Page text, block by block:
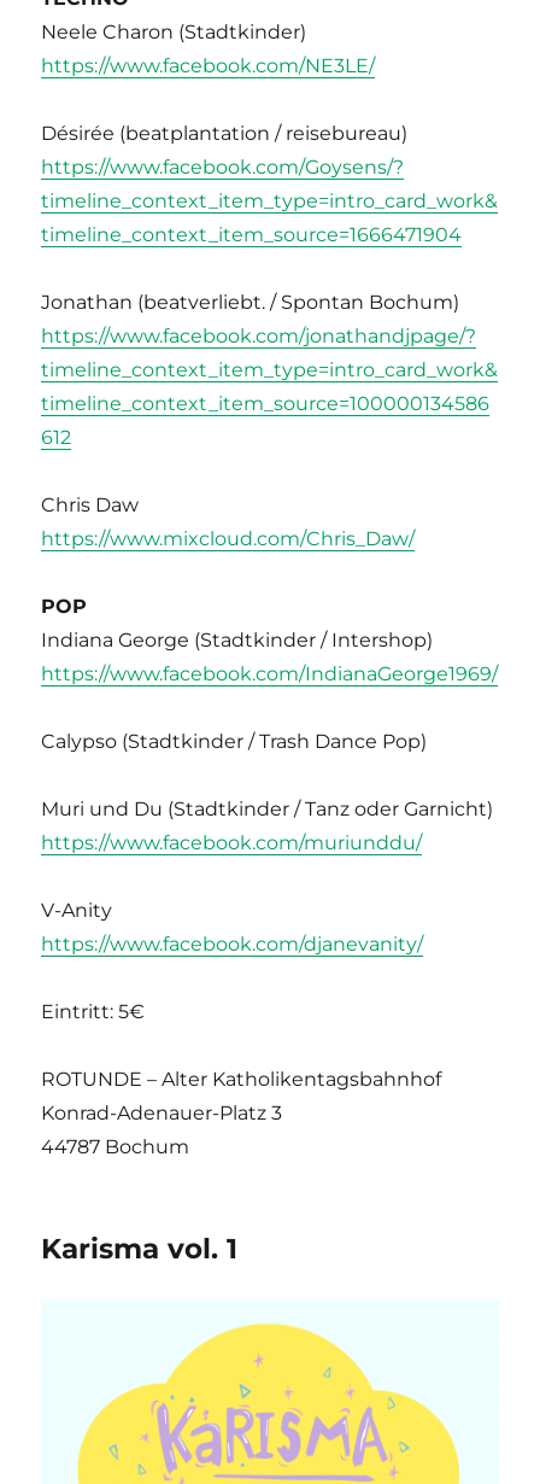
Neele Charon (Stadtkinder)
https://www.facebook.com/NE3LE/
Désirée (beatplantation / reisebureau)
https://www.facebook.com/Goysens/?
timeline_context_item_type=intro_card_work&
timeline_context_item_source=1666471904
Jonathan (beatverliebt. / Spontan Bochum)
https://www.facebook.com/jonathandjpage/?
timeline_context_item_type=intro_card_work&
timeline_context_item_source=100000134586
612
Chris Daw
https://www.mixcloud.com/Chris_Daw/
POP
Indiana George (Stadtkinder / Intershop)
https://www.facebook.com/IndianaGeorge1969/
Calypso (Stadtkinder / Trash Dance Pop)
Muri und Du (Stadtkinder / Tanz oder Garnicht)
https://www.facebook.com/muriunddu/
V-Anity
https://www.facebook.com/djanevanity/
Eintritt: 5€
ROTUNDE – Alter Katholikentagsbahnhof
Konrad-Adenauer-Platz 3
44787 Bochum
Karisma vol. 1